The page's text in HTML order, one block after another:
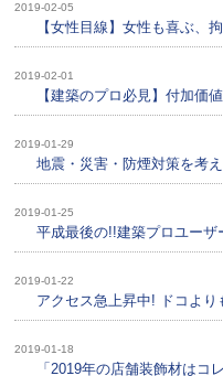
2019-02-05
【女性目線】女性も喜ぶ、
2019-02-01
【建築のプロ必見】付加価
2019-01-29
地震・災害・防煙対策を考
2019-01-25
平成最後の!!建築プロユー
2019-01-22
アクセス急上昇中! ドコより
2019-01-18
「2019年の店舗装飾材はコ